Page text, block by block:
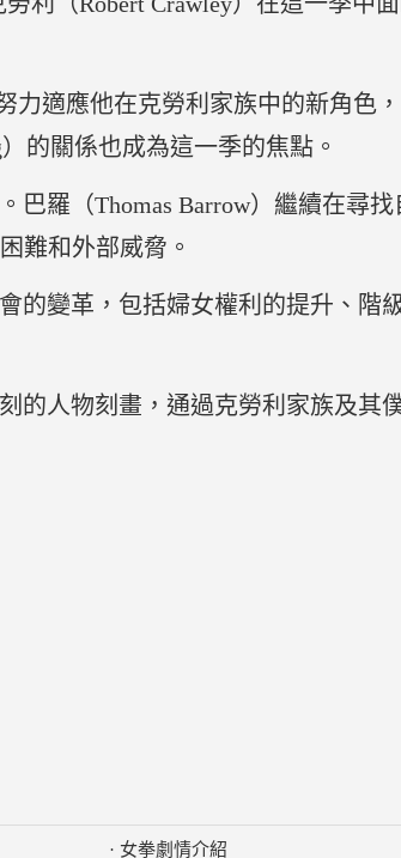
力適應他在克勞利家族中的新角色
的關係也成為這一季的焦點。
巴羅（Thomas Barrow）繼續在尋
難和外部威脅。
的變革，包括婦女權利的提升、階
的人物刻畫，通過克勞利家族及其
· 女拳劇情介紹